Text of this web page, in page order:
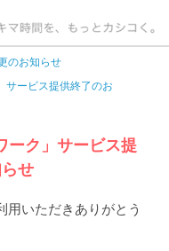
のお知らせ
サービス提供終了のお
ーク」サービス提
せ
用いただきありがとう